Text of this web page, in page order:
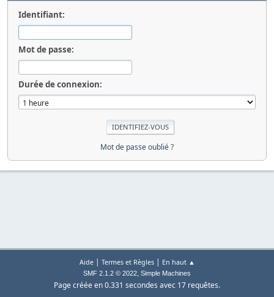
Identifiant:
Mot de passe:
Durée de connexion:
Mot de passe oublié ?
Aide| Termes et Règles| En haut ▲
SMF 2.1.2 © 2022, Simple Machines
Page créée en 0.331 secondes avec 17 requêtes.